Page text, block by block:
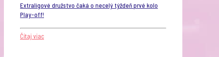
Extraligové družstvo čaká o necelý týždeň prvé kolo
Play-off!
Čítaj viac